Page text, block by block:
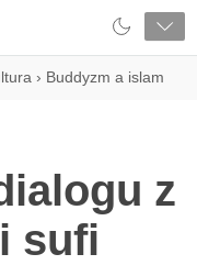
› Buddyzm a islam
z
sufi